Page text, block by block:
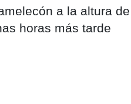
a la altura
horas más tarde